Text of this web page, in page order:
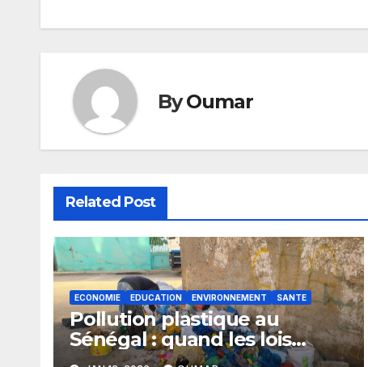
l’article
ByOumar
Related Post
ECONOMIE EDUCATION ENVIRONNEMENT SANTE
Pollution plastique au
Sénégal : quand les lois
restent sans effet